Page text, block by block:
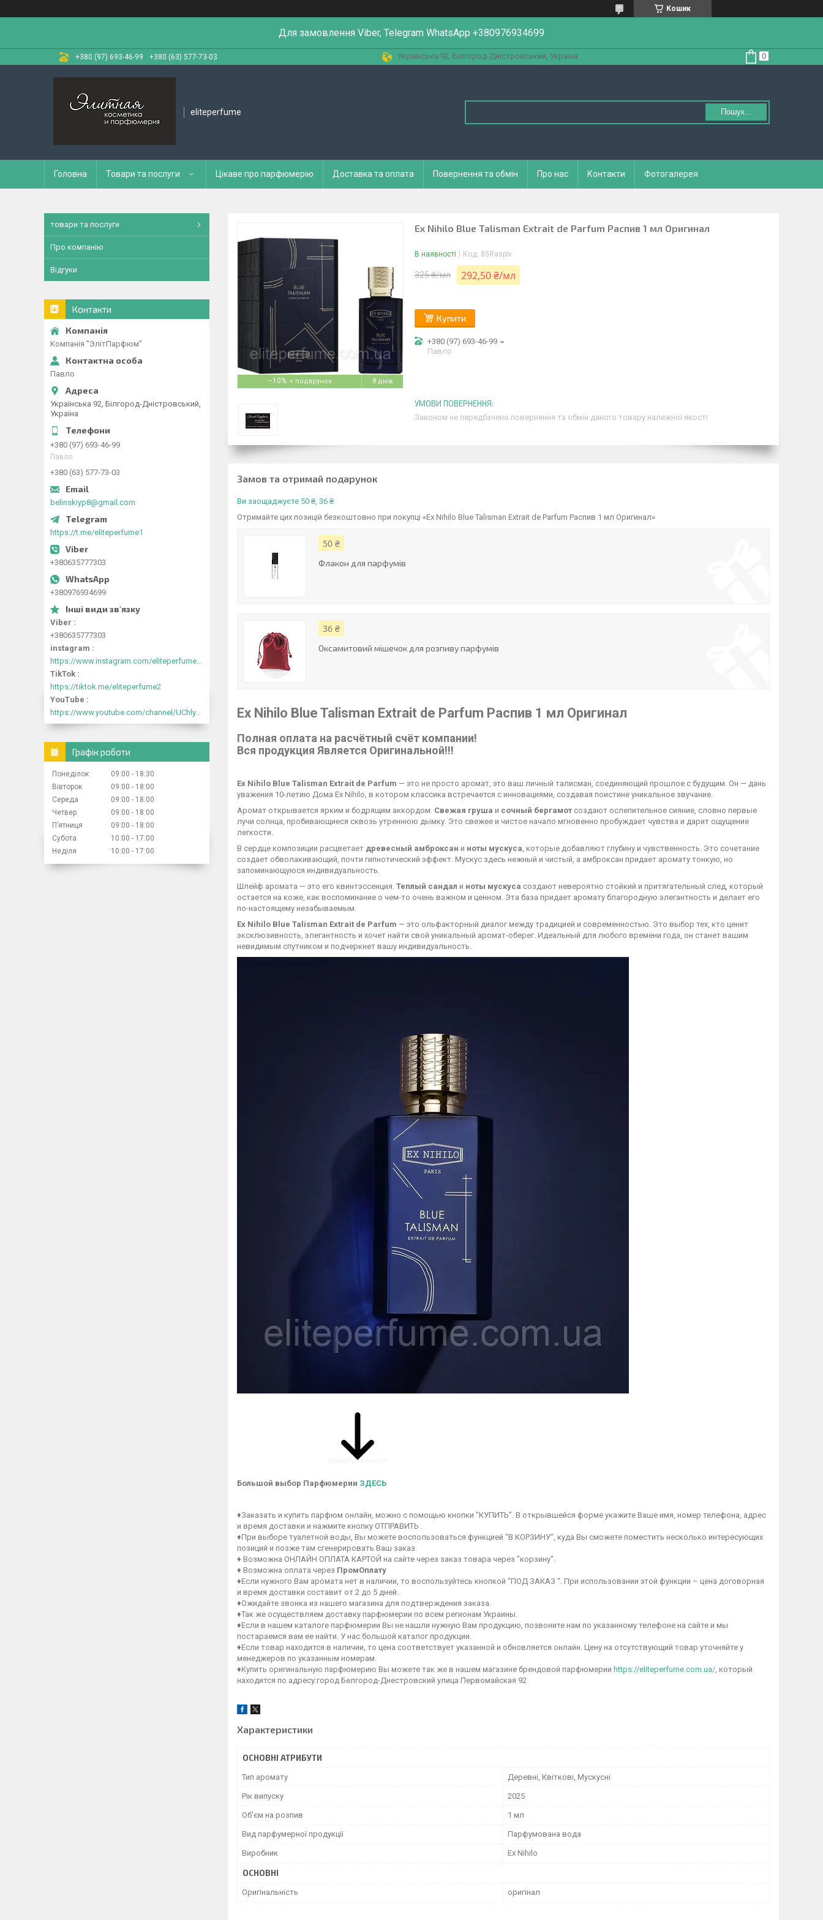
Кошик
Для замовлення Viber, Telegram WhatsApp +380976934699
+380 (97) 693-46-99 +380 (63) 577-73-03 Українська 92, Білгород-Дністровський, Україна
eliteperfume Пошук...
Головна Товари та послуги Цікаве про парфюмерію Доставка та оплата Повернення та обмін Про нас Контакти Фотогалерея
–10% 8 днів
Ex Nihilo Blue Talisman Extrait de Parfum Распив 1 мл Оригинал
В наявності Код: 85Raspiv
325 ₴/мл 292,50 ₴/мл
Купити
+380 (97) 693-46-99
Павло
Законом не передбачено повернення та обмін даного товару належної якості
Замов та отримай подарунок
Ви заощаджуєте 50 ₴, 36 ₴
Отримайте цих позицій безкоштовно при покупці «Ex Nihilo Blue Talisman Extrait de Parfum Распив 1 мл Оригинал»
50 ₴
Флакон для парфумів
36 ₴
Оксамитовий мішечок для розпиву парфумів
Ex Nihilo Blue Talisman Extrait de Parfum Распив 1 мл Оригинал
Полная оплата на расчётный счёт компании!
Вся продукция Является Оригинальной!!!
Ex Nihilo Blue Talisman Extrait de Parfum — это не просто аромат, это ваш личный талисман, соединяющий прошлое с будущим. Он — дань
уважения 10-летию Дома Ex Nihilo, в котором классика встречается с инновациями, создавая поистине уникальное звучание.
Аромат открывается ярким и бодрящим аккордом. Свежая груша и сочный бергамот создают ослепительное сияние, словно первые
лучи солнца, пробивающиеся сквозь утреннюю дымку. Это свежее и чистое начало мгновенно пробуждает чувства и дарит ощущение
легкости.
В сердце композиции расцветает древесный амброксан и ноты мускуса, которые добавляют глубину и чувственность. Это сочетание
создает обволакивающий, почти гипнотический эффект. Мускус здесь нежный и чистый, а амброксан придает аромату тонкую, но
запоминающуюся индивидуальность.
Шлейф аромата — это его квинтэссенция. Теплый сандал и ноты мускуса создают невероятно стойкий и притягательный след, который
остается на коже, как воспоминание о чем-то очень важном и ценном. Эта база придает аромату благородную элегантность и делает его
по-настоящему незабываемым.
Ex Nihilo Blue Talisman Extrait de Parfum — это ольфакторный диалог между традицией и современностью. Это выбор тех, кто ценит
эксклюзивность, элегантность и хочет найти свой уникальный аромат-оберег. Идеальный для любого времени года, он станет вашим
невидимым спутником и подчеркнет вашу индивидуальность.
Большой выбор Парфюмерии ЗДЕСЬ
♦Заказать и купить парфюм онлайн, можно с помощью кнопки “КУПИТЬ”. В открывшейся форме укажите Ваше имя, номер телефона, адрес
и время доставки и нажмите кнопку ОТПРАВИТЬ .
♦При выборе туалетной воды, Вы можете воспользоваться функцией “В КОРЗИНУ“, куда Вы сможете поместить несколько интересующих
позиций и позже там сгенерировать Ваш заказ.
♦ Возможна ОНЛАЙН ОПЛАТА КАРТОЙ на сайте через заказ товара через "корзину".
♦ Возможна оплата через ПромОплату
♦Если нужного Вам аромата нет в наличии, то воспользуйтесь кнопкой “ПОД ЗАКАЗ “. При использовании этой функции – цена договорная
и время доставки составит от 2 до 5 дней.
♦Ожидайте звонка из нашего магазина для подтверждения заказа.
♦Так же осуществляем доставку парфюмерии по всем регионам Украины.
♦Если в нашем каталоге парфюмерии Вы не нашли нужную Вам продукцию, позвоните нам по указанному телефоне на сайте и мы
постараемся вам ее найти. У нас большой каталог продукции.
♦Если товар находится в наличии, то цена соответствует указанной и обновляется онлайн. Цену на отсутствующий товар уточняйте у
менеджеров по указанным номерам.
♦Купить оригинальную парфюмерию Вы можете так же в нашем магазине брендовой парфюмерии https://eliteperfume.com.ua/ , который
находится по адресу:город Белгород-Днестровский улица Первомайская 92
Характеристики
ОСНОВНІ АТРИБУТИ
Тип аромату Деревні, Квіткові, Мускусні
Рік випуску 2025
Об'єм на розпив 1 мл
Вид парфумерної продукції Парфумована вода
Виробник Ex Nihilo
ОСНОВНІ
Оригінальність оригінал
товари та послуги
Про компанію
Відгуки
Контакти
Компанія "ЭлітПарфюм"
Павло
Українська 92, Білгород-Дністровський,
Україна
+380 (97) 693-46-99
Павло
+380 (63) 577-73-03
belinskiyp8@gmail.com
https://t.me/eliteperfume1
+380635777303
+380976934699
Viber
+380635777303
instagram
https://www.instagram.com/eliteperfume2030/
TikTok
https://tiktok.me/eliteperfume2
YouTube
https://www.youtube.com/channel/UChlyrHV155UsxbND9N3hYJA
Графік роботи
Понеділок 09:00
18:30
Вівторок
09:00
18:00
Середа
09:00
18:00
Четвер
09:00
18:00
Пʼятниця
09:00
18:00
Субота
10:00
17:00
Неділя
10:00 17:00